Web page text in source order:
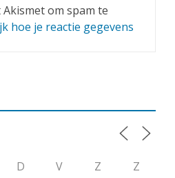
om spam te
hoe je reactie gegevens
D V Z
Z